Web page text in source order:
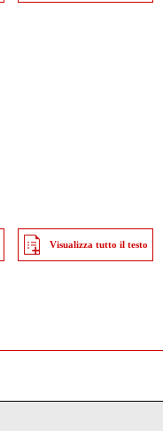
Visualizza tutto il testo